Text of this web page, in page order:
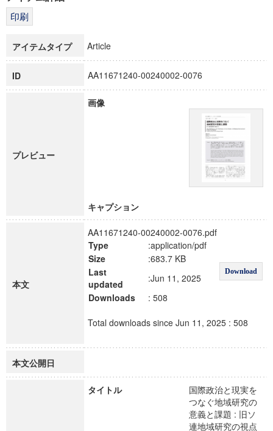
博士課程教育リーディングプログラム「超成熟社会発展のサ
アイテムタイプ Article
ID AA11671240-00240002-0076
プレビュー
画像
キャプション
本文
AA11671240-00240002-0076.pdf
Type
:application/pdf
Download
Size
:683.7 KB
Last
updated
:Jun 11, 2025
Downloads
: 508
Total downloads since Jun 11, 2025 : 508
本文公開日
タイトル
国際政治と現実を
つなぐ地域研究の
意義と課題 : 旧ソ
連地域研究の視点